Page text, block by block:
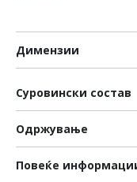
Димензии
Суровински состав
Одржување
Повеќе